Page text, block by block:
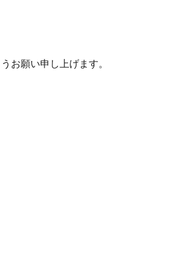
お願い申し上げます。